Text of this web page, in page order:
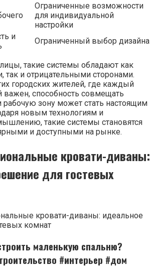
Ограниченные возможности
для индивидуальной
настройки
и
Ограниченный выбор дизайна
такие системы обладают как
так и отрицательными сторонами.
городских жителей, где каждый
важен, способность совмещать
рабочую зону может стать настоящим
новым технологиям и
такие системы становятся
и доступными на рынке.
кровати-диваны:
для гостевых
маленькую спальню?
#интерьер #дом